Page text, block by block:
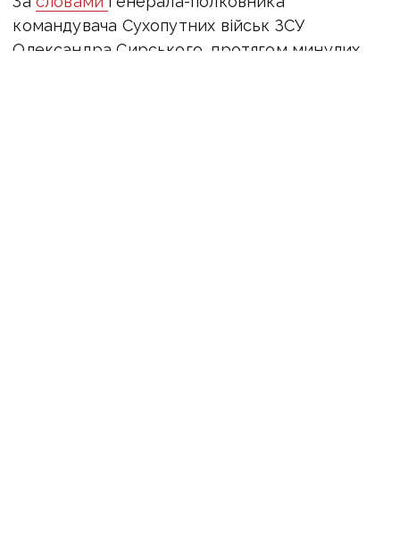
командувача Сухопутних військ ЗСУ
Олександра Сирського, протягом минулих